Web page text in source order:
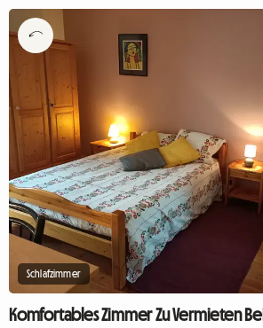
Schlafzimmer
Komfortables Zimmer Zu Vermieten